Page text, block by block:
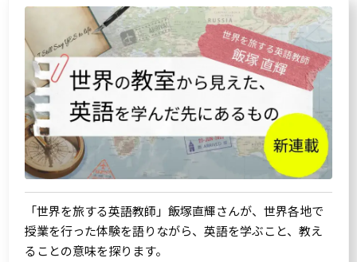
「世界を旅する英語教師」飯塚直輝さんが、世界各地で
授業を行った体験を語りながら、英語を学ぶこと、教え
ることの意味を探ります。